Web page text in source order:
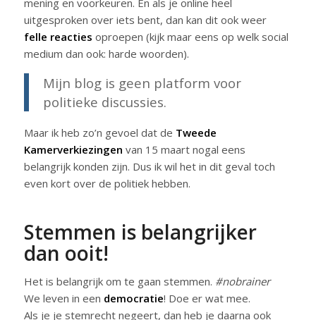
mening en voorkeuren. En als je online heel
uitgesproken over iets bent, dan kan dit ook weer
felle reacties oproepen (kijk maar eens op welk social
medium dan ook: harde woorden).
Mijn blog is geen platform voor
politieke discussies.
Maar ik heb zo’n gevoel dat de Tweede
Kamerverkiezingen van 15 maart nogal eens
belangrijk konden zijn. Dus ik wil het in dit geval toch
even kort over de politiek hebben.
Stemmen is belangrijker
dan ooit!
Het is belangrijk om te gaan stemmen. #nobrainer
We leven in een democratie! Doe er wat mee.
Als je je stemrecht negeert, dan heb je daarna ook